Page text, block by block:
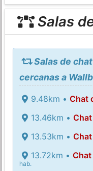
Salas
Salas de
cercanas a
9.48km • Chat
13.46km •
13.53km •
13.72km •
hab.